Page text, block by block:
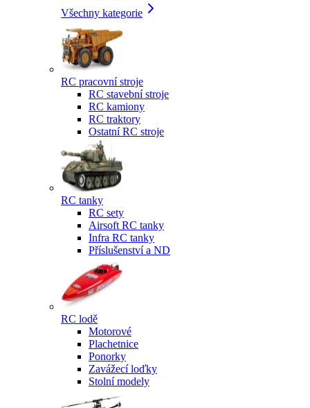
Všechny kategorie
RC pracovní stroje
RC stavební stroje
RC kamiony
RC traktory
Ostatní RC stroje
RC tanky
RC sety
Airsoft RC tanky
Infra RC tanky
Příslušenství a ND
RC lodě
Motorové
Plachetnice
Ponorky
Zavážecí loďky
Stolní modely